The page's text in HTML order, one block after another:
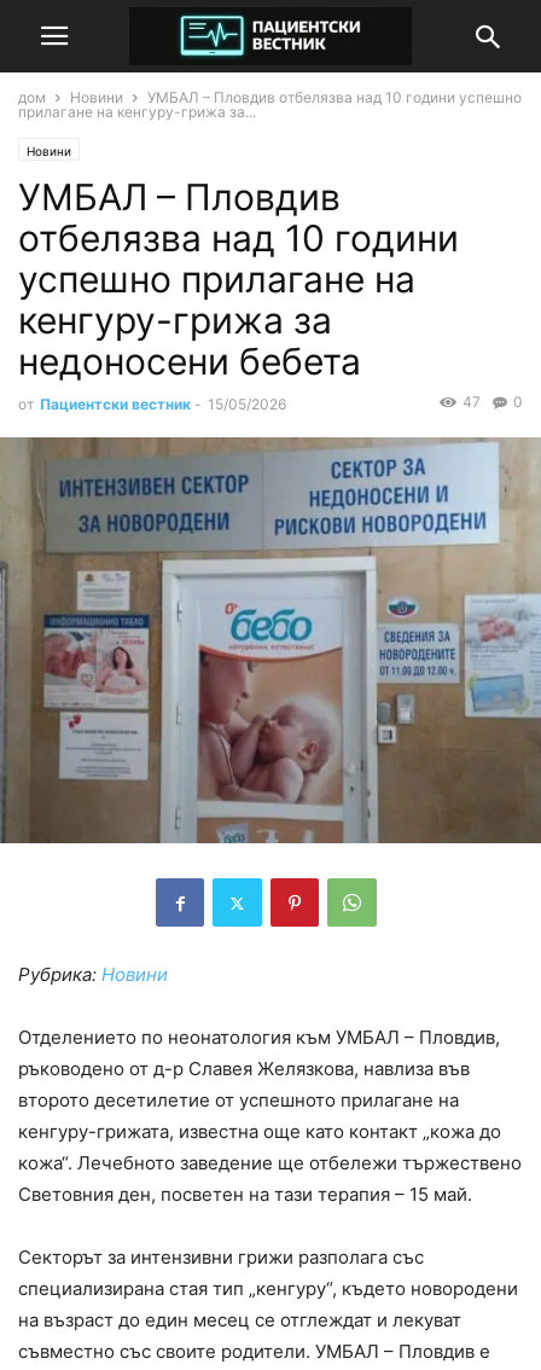
дом Новини
УМБАЛ – Пловдив отбелязва над 10 години успешно
прилагане на кенгуру-грижа за...
Новини
УМБАЛ – Пловдив
отбелязва над 10 години
успешно прилагане на
кенгуру-грижа за
недоносени бебета
от Пациентски вестник - 15/05/2026 0
47
Рубрика: Новини
Отделението по неонатология към УМБАЛ – Пловдив,
ръководено от д-р Славея Желязкова, навлиза във
второто десетилетие от успешното прилагане на
кенгуру-грижата, известна още като контакт „кожа до
кожа“. Лечебното заведение ще отбележи тържествено
Световния ден, посветен на тази терапия – 15 май.
Секторът за интензивни грижи разполага със
специализирана стая тип „кенгуру“, където новородени
на възраст до един месец се отглеждат и лекуват
съвместно със своите родители. УМБАЛ – Пловдив е